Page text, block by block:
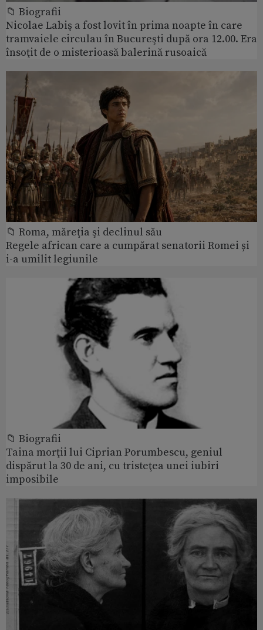
📁 Biografii
Nicolae Labiş a fost lovit în prima noapte în care
tramvaiele circulau în Bucureşti după ora 12.00. Era
însoţit de o misterioasă balerină rusoaică
📁 Roma, măreţia şi declinul său
Regele african care a cumpărat senatorii Romei și
i-a umilit legiunile
📁 Biografii
Taina morţii lui Ciprian Porumbescu, geniul
dispărut la 30 de ani, cu tristeţea unei iubiri
imposibile